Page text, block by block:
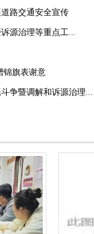
路交通安全宣传
源治理等重点工...
锦旗表谢意
争暨调解和诉源治理...